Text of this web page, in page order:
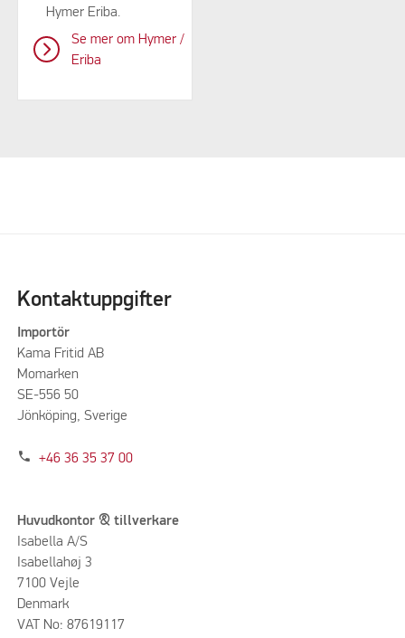
Hymer Eriba.
Se mer om Hymer /
Eriba
Kontaktuppgifter
Importör
Kama Fritid AB
Momarken
SE-556 50
Jönköping, Sverige
phone +46 36 35 37 00
Huvudkontor & tillverkare
Isabella A/S
Isabellahøj 3
7100 Vejle
Denmark
VAT No: 87619117